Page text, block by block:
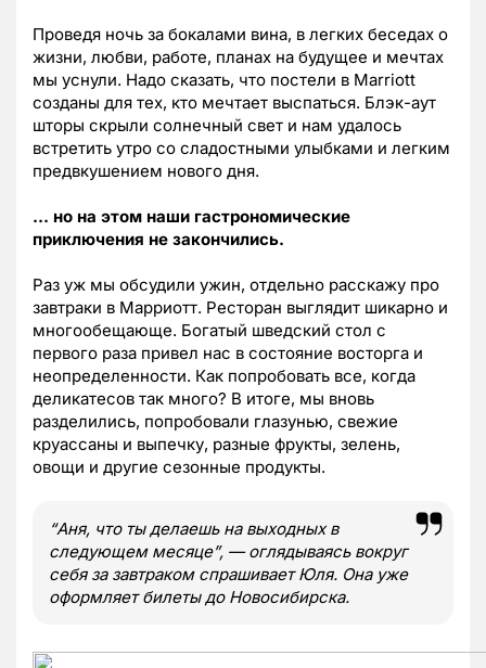
Проведя ночь за бокалами вина, в легких беседах о
жизни, любви, работе, планах на будущее и мечтах
мы уснули. Надо сказать, что постели в Marriott
созданы для тех, кто мечтает выспаться. Блэк-аут
шторы скрыли солнечный свет и нам удалось
встретить утро со сладостными улыбками и легким
предвкушением нового дня.
… но на этом наши гастрономические
приключения не закончились.
Раз уж мы обсудили ужин, отдельно расскажу про
завтраки в Марриотт. Ресторан выглядит шикарно и
многообещающе. Богатый шведский стол с
первого раза привел нас в состояние восторга и
неопределенности. Как попробовать все, когда
деликатесов так много? В итоге, мы вновь
разделились, попробовали глазунью, свежие
круассаны и выпечку, разные фрукты, зелень,
овощи и другие сезонные продукты.
“Аня, что ты делаешь на выходных в
следующем месяце”, — оглядываясь вокруг
себя за завтраком спрашивает Юля. Она уже
оформляет билеты до Новосибирска.